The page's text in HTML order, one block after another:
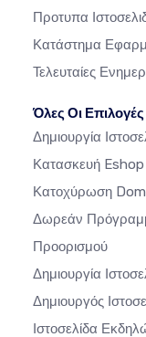
Προτυπα
Κατάστημα
Τελευταίες
Όλες Οι Επιλογές
Δημιουργία
Κατασκευή Eshop
Κατοχύρωση
Δωρεάν
Προορισμού
Δημιουργία
Δημιουργός
Ιστοσελίδα